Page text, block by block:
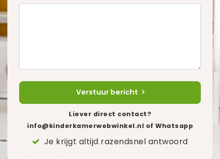
Verstuur bericht
Liever direct contact?
info@kinderkamerwebwinkel.nl of Whatsapp
Je krijgt altijd razendsnel antwoord